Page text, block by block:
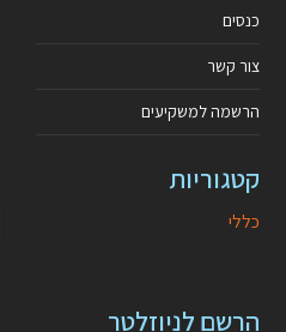
כנסים
צור קשר
הרשמה למשקיעים
קטגוריות
כללי
הרשם לניוזלטר